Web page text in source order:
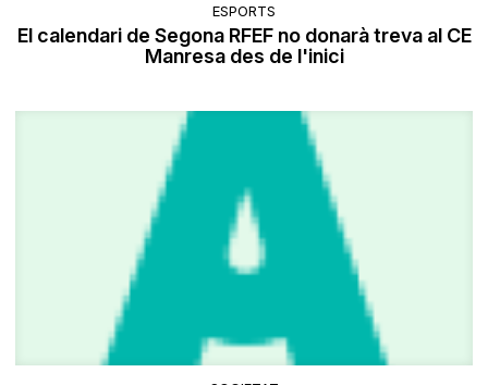
ESPORTS
El calendari de Segona RFEF no donarà treva al CE
Manresa des de l'inici